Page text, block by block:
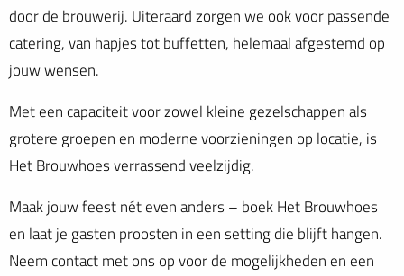
door de brouwerij. Uiteraard zorgen we ook voor passende
catering, van hapjes tot buffetten, helemaal afgestemd op
jouw wensen.
Met een capaciteit voor zowel kleine gezelschappen als
grotere groepen en moderne voorzieningen op locatie, is
Het Brouwhoes verrassend veelzijdig.
Maak jouw feest nét even anders – boek Het Brouwhoes
en laat je gasten proosten in een setting die blijft hangen.
Neem contact met ons op voor de mogelijkheden en een